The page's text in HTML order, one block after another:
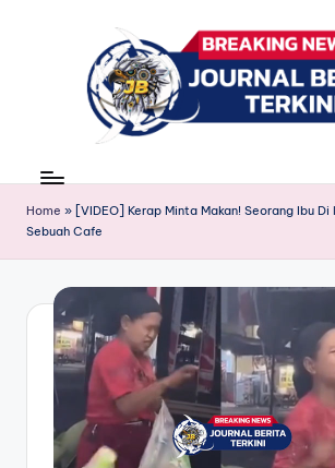
r
n
a
B
ri
news
Home » [VIDEO] Kerap Minta Makan! Seorang Ibu
Sebuah Cafe